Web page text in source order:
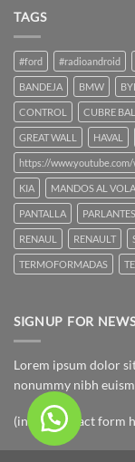
TAGS
#ford #radioandroid
BANDEJA BMW
CONTROL CUBRE
GREAT WALL HAVAL
https://
KIA MANDOS AL
PANTALLA PARLANTES
RENAUL RENAULT
TERMOFORMADAS
SIGNUP FOR
Lorem ipsum dolor
nonummy nibh
(insert contact form